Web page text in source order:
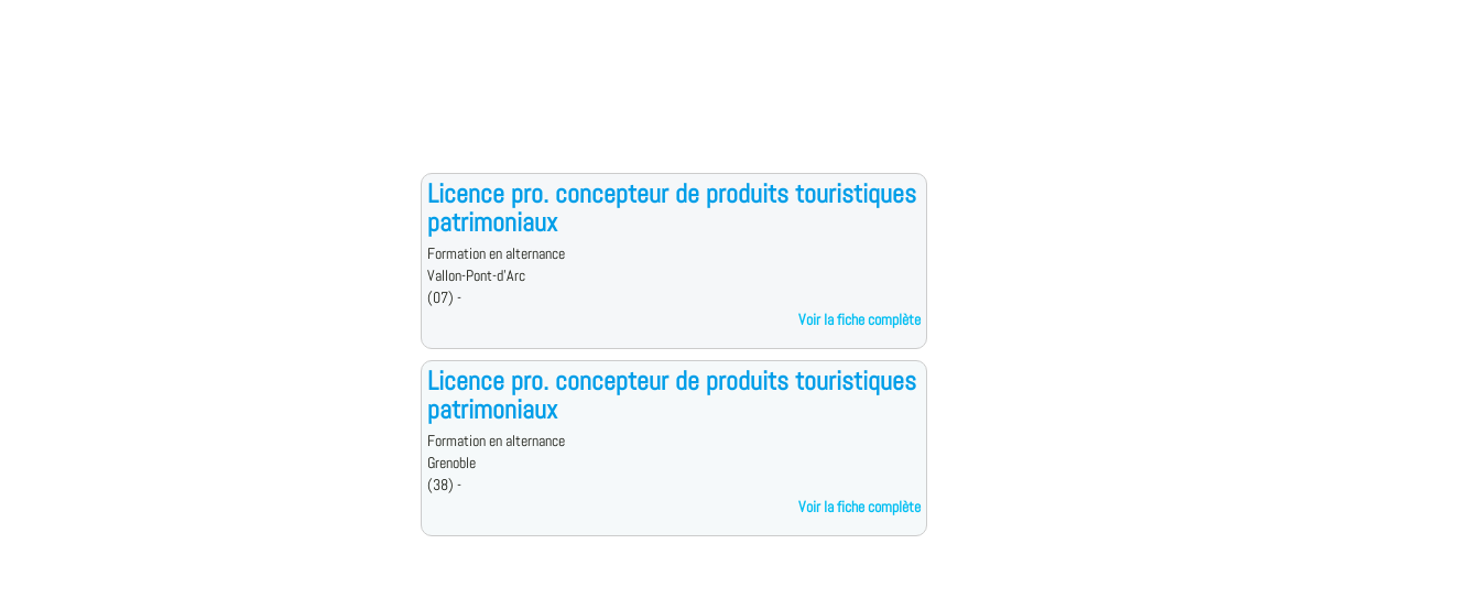
Licence pro. concepteur de produits touristiques
patrimoniaux
Formation en alternance
Vallon-Pont-d'Arc
(07) -
Voir la fiche complète
Licence pro. concepteur de produits touristiques
patrimoniaux
Formation en alternance
Grenoble
(38) -
Voir la fiche complète